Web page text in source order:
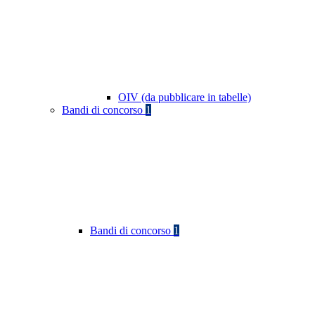
OIV (da pubblicare in tabelle)
Bandi di concorso 1
Bandi di concorso 1